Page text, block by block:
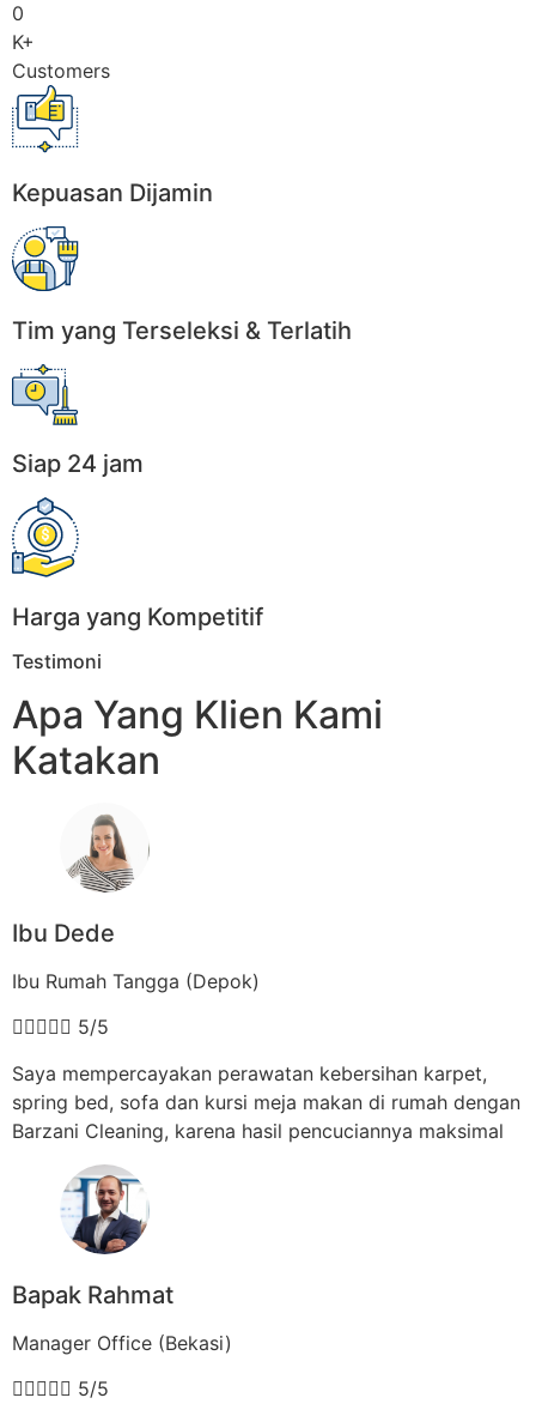
0
K+
Customers
Kepuasan Dijamin
Tim yang Terseleksi & Terlatih
Siap 24 jam
Harga yang Kompetitif
Testimoni
Apa Yang Klien Kami
Katakan
Ibu Dede
Ibu Rumah Tangga (Depok)
 5/5
Saya mempercayakan perawatan kebersihan karpet,
spring bed, sofa dan kursi meja makan di rumah dengan
Barzani Cleaning, karena hasil pencuciannya maksimal
Bapak Rahmat
Manager Office (Bekasi)
 5/5